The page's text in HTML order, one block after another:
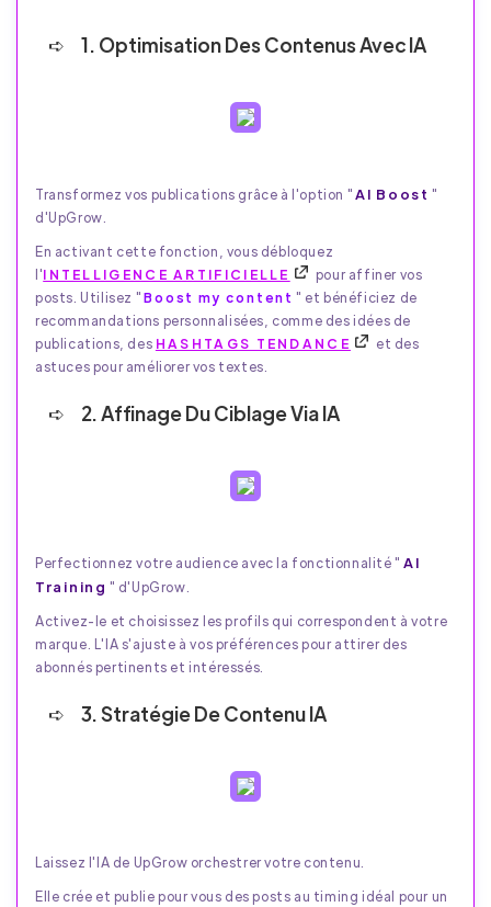
1. Optimisation Des Contenus Avec IA
Transformez vos publications grâce à l'option " AI Boost "
d'UpGrow.
En activant cette fonction, vous débloquez
l'INTELLIGENCE ARTIFICIELLE
pour affiner vos
posts. Utilisez " Boost my content " et bénéficiez de
recommandations personnalisées, comme des idées de
publications, des HASHTAGS TENDANCE
et des
astuces pour améliorer vos textes.
2. Affinage Du Ciblage Via IA
Perfectionnez votre audience avec la fonctionnalité " AI
Training " d'UpGrow.
Activez-le et choisissez les profils qui correspondent à votre
marque. L'IA s'ajuste à vos préférences pour attirer des
abonnés pertinents et intéressés.
3. Stratégie De Contenu IA
Laissez l'IA de UpGrow orchestrer votre contenu.
Elle crée et publie pour vous des posts au timing idéal pour un